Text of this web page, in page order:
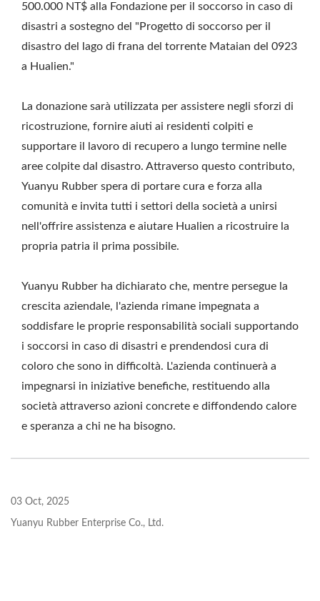
500.000 NT$ alla Fondazione per il soccorso in caso di
disastri a sostegno del "Progetto di soccorso per il
disastro del lago di frana del torrente Mataian del 0923
a Hualien."
La donazione sarà utilizzata per assistere negli sforzi di
ricostruzione, fornire aiuti ai residenti colpiti e
supportare il lavoro di recupero a lungo termine nelle
aree colpite dal disastro. Attraverso questo contributo,
Yuanyu Rubber spera di portare cura e forza alla
comunità e invita tutti i settori della società a unirsi
nell'offrire assistenza e aiutare Hualien a ricostruire la
propria patria il prima possibile.
Yuanyu Rubber ha dichiarato che, mentre persegue la
crescita aziendale, l'azienda rimane impegnata a
soddisfare le proprie responsabilità sociali supportando
i soccorsi in caso di disastri e prendendosi cura di
coloro che sono in difficoltà. L'azienda continuerà a
impegnarsi in iniziative benefiche, restituendo alla
società attraverso azioni concrete e diffondendo calore
e speranza a chi ne ha bisogno.
03 Oct, 2025
Yuanyu Rubber Enterprise Co., Ltd.